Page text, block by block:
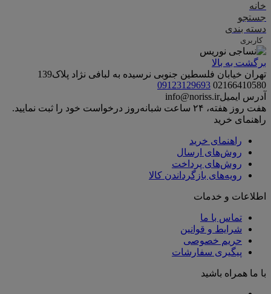
خانه
جستجو
دسته بندی
کاربری
برگشت به بالا
تهران خیابان فلسطین جنوبی نرسیده به لبافی نژاد پلاک139
02166410580
09123129693
آدرس ایمیلinfo@noriss.ir
هفت روز هفته، ۲۴ ساعت شبانه‌روز درخواست خود را ثبت نمایید.
راهنمای خرید
راهنمای خرید
روش‌های ارسال
روش‌های پرداخت
رویه‌های بازگرداندن کالا
اطلاعات و خدمات
تماس با ما
شرایط و قوانین
حریم خصوصی
پیگیری سفارشات
با ما همراه باشید